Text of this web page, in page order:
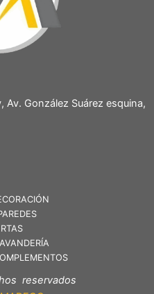
González Suárez esquina,
reservados